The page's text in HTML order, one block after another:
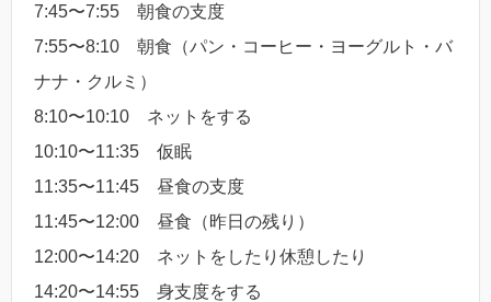
7:45〜7:55 朝食の支度
7:55〜8:10 朝食（パン・コーヒー・ヨーグルト・バ
ナナ・クルミ）
8:10〜10:10 ネットをする
10:10〜11:35 仮眠
11:35〜11:45 昼食の支度
11:45〜12:00 昼食（昨日の残り）
12:00〜14:20 ネットをしたり休憩したり
14:20〜14:55 身支度をする